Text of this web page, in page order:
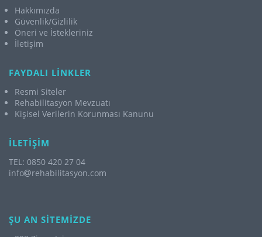
Hakkımızda
Güvenlik/Gizlilik
Öneri ve İstekleriniz
İletişim
FAYDALI LİNKLER
Resmi Siteler
Rehabilitasyon Mevzuatı
Kişisel Verilerin Korunması Kanunu
İLETİŞİM
TEL: 0850 420 27 04
info
rehabilitasyon.com
ŞU AN SİTEMİZDE